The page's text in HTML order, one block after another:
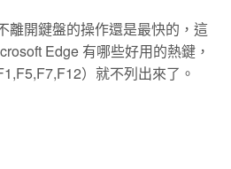
離開鍵盤的操作還是最快的，這
Edge 有哪些好用的熱鍵，
）就不列出來了。